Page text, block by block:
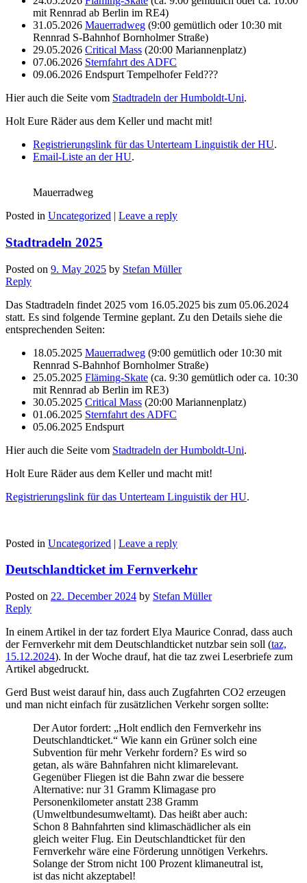
mit Rennrad ab Berlin im RE4)
31.05.2026 Mauerradweg (9:00 gemütlich oder 10:30 mit
Rennrad S-Bahnhof Bornholmer Straße)
29.05.2026 Critical Mass (20:00 Mariannenplatz)
07.06.2026 Sternfahrt des ADFC
09.06.2026 Endspurt Tempelhofer Feld???
Hier auch die Seite vom Stadtradeln der Humboldt-Uni.
Holt Eure Räder aus dem Keller und macht mit!
Registrierungslink für das Unterteam Linguistik der HU.
Email-Liste an der HU.
Mauerradweg
Posted in Uncategorized | Leave a reply
Stadtradeln 2025
Posted on 9. May 2025 by Stefan Müller
Reply
Das Stadtradeln findet 2025 vom 16.05.2025 bis zum 05.06.2024
statt. Es sind folgende Termine geplant. Zu den Details siehe die
entsprechenden Seiten:
18.05.2025 Mauerradweg (9:00 gemütlich oder 10:30 mit
Rennrad S-Bahnhof Bornholmer Straße)
25.05.2025 Fläming-Skate (ca. 9:30 gemütlich oder ca. 10:30
mit Rennrad ab Berlin im RE3)
30.05.2025 Critical Mass (20:00 Mariannenplatz)
01.06.2025 Sternfahrt des ADFC
05.06.2025 Endspurt
Hier auch die Seite vom Stadtradeln der Humboldt-Uni.
Holt Eure Räder aus dem Keller und macht mit!
Registrierungslink für das Unterteam Linguistik der HU.
Posted in Uncategorized | Leave a reply
Deutschlandticket im Fernverkehr
Posted on 22. December 2024 by Stefan Müller
Reply
In einem Artikel in der taz fordert Elya Maurice Conrad, dass auch
der Fernverkehr mit dem Deutschlandticket nutzbar sein soll (taz,
15.12.2024). In der Woche drauf, hat die taz zwei Leserbriefe zum
Artikel abgedruckt.
Gerd Bust weist darauf hin, dass auch Zugfahrten CO2 erzeugen
und man nicht einfach für zusätzlichen Verkehr sorgen sollte:
Der Autor fordert: „Holt endlich den Fernverkehr ins
Deutschlandticket.“ Wie kann ein Grüner solch eine
Subvention für mehr Verkehr fordern? Es wird so
getan, als wäre Bahnfahren nicht klimarelevant.
Gegenüber Fliegen ist die Bahn zwar die bessere
Alternative: nur 31 Gramm Klimagase pro
Personenkilometer anstatt 238 Gramm
(Umweltbundesumweltamt). Das heißt aber auch:
Schon 8 Bahnfahrten sind klimaschädlicher als ein
gleich weiter Flug. Ein Deutschlandticket für den
Fernverkehr wäre eine Förderung unnötigen Verkehrs.
Solange der Strom nicht 100 Prozent klimaneutral ist,
ist das nicht akzeptabel!